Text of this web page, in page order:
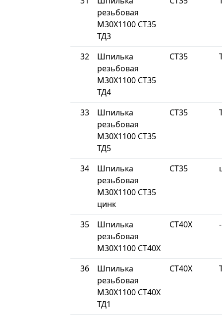
резьбовая
М30Х1100 СТ35
ТД3
32
Шпилька
резьбовая
М30Х1100 СТ35
ТД4
СТ35
33
Шпилька
резьбовая
М30Х1100 СТ35
ТД5
СТ35
34
Шпилька
резьбовая
М30Х1100 СТ35
цинк
СТ35
35
Шпилька
резьбовая
М30Х1100 СТ40Х
СТ40Х -
36
Шпилька
резьбовая
М30Х1100 СТ40Х
ТД1
СТ40Х